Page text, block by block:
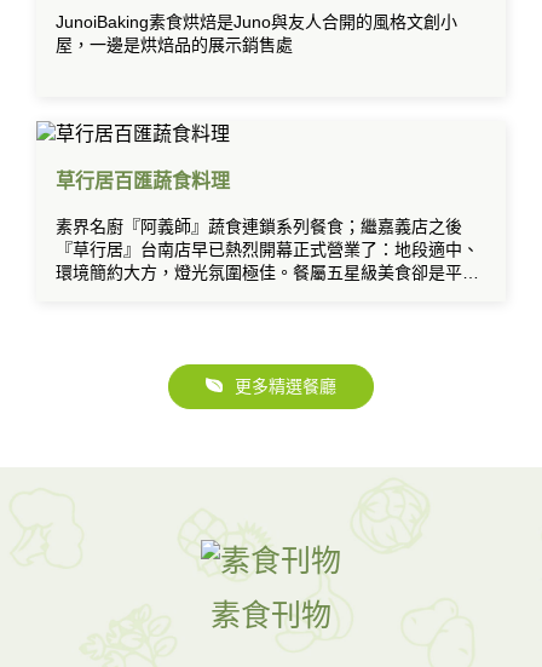
JunoiBaking素食烘焙是Juno與友人合開的風格文創小
屋，一邊是烘焙品的展示銷售處
草行居百匯蔬食料理
素界名廚『阿義師』蔬食連鎖系列餐食；繼嘉義店之後
『草行居』台南店早已熱烈開幕正式營業了：地段適中、
環境簡約大方，燈光氛圍極佳。餐屬五星級美食卻是平價
更多精選餐廳
素食刊物